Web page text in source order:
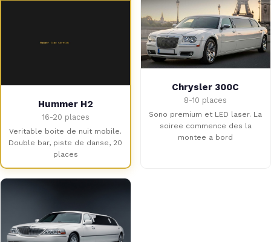
Hummer H2
16-20 places
Veritable boite de nuit mobile.
Double bar, piste de danse, 20
places
Chrysler 300C
8-10 places
Sono premium et LED laser. La
soiree commence des la
montee a bord